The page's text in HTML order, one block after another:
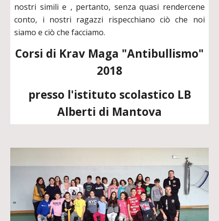
nostri simili e , pertanto, senza quasi rendercene
conto, i nostri ragazzi rispecchiano ciò che noi
siamo e ciò che facciamo.
Corsi di Krav Maga "Antibullismo"
2018
presso l'istituto scolastico LB
Alberti di Mantova